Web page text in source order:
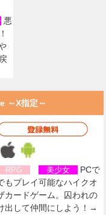
悪
～X指定～
RPG 美少女
PCで
もプレイ可能なハイクオ
カードゲーム。囚われの
出して仲間にしよう！→